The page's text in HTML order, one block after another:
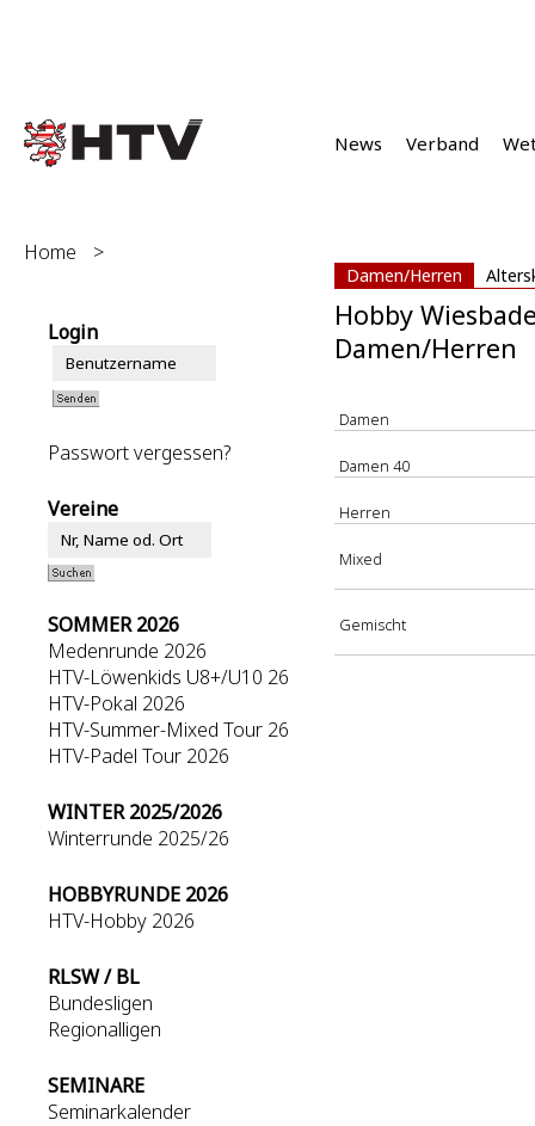
News Verband
Damen/Herren
Home >
Login
Passwort vergessen?
Vereine
SOMMER 2026
Medenrunde 2026
HTV-Löwenkids U8+/U10 26
HTV-Pokal 2026
HTV-Summer-Mixed Tour 26
HTV-Padel Tour 2026
WINTER 2025/2026
Winterrunde 2025/26
HOBBYRUNDE 2026
HTV-Hobby 2026
RLSW / BL
Bundesligen
Regionalligen
SEMINARE
Seminarkalender
Hobby
Damen/Herren
Damen
Damen 40
Herren
Mixed
Gemischt